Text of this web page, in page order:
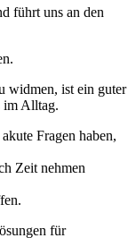
führt uns an den
widmen, ist ein guter
im Alltag.
Fragen haben,
Zeit nehmen
für